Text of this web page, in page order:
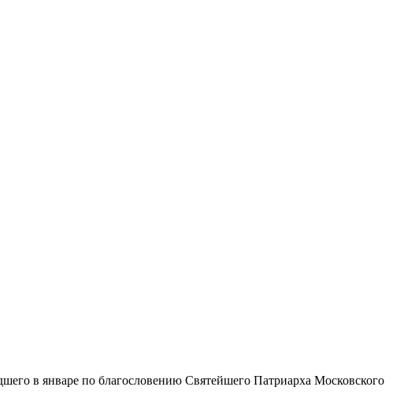
в январе по благословению Святейшего Патриарха Московского